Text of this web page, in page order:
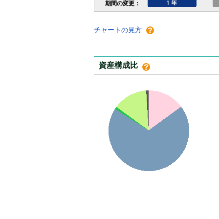
チャートの見方
資産構成比